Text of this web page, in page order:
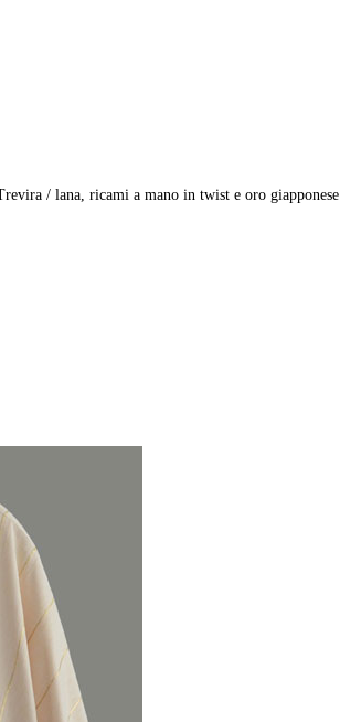
/ lana, ricami a mano in twist e oro giapponese